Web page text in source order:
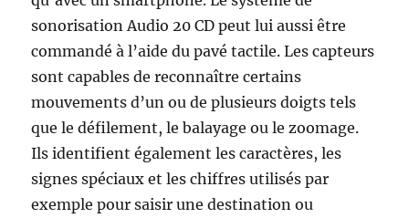
sonorisation Audio 20 CD peut lui aussi être
commandé à l’aide du pavé tactile. Les capteurs
sont capables de reconnaître certains
mouvements d’un ou de plusieurs doigts tels
que le défilement, le balayage ou le zoomage.
Ils identifient également les caractères, les
signes spéciaux et les chiffres utilisés par
exemple pour saisir une destination ou